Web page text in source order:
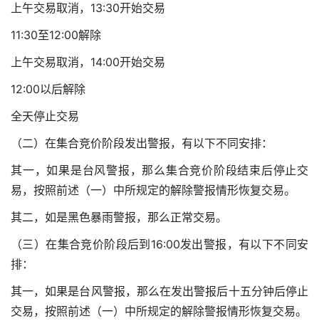
上午交易取消，13:30开始交易
11:30至12:00解除
上午交易取消，14:00开始交易
12:00以后解除
全天停止交易
（二）在集合竞价阶段发出警报，有以下不同安排：
其一，如果是台风警报，那么集合竞价阶段结束后停止交
易，按照前述（一）中所规定的解除警报情形恢复交易。
其二，如是黑色暴雨警报，那么正常交易。
（三）在集合竞价阶段后到16:00发出警报，有以下不同安
排：
其一，如果是台风警报，那么在发出警报后十五分钟后停止
交易，按照前述（一）中所规定的解除警报情形恢复交易。